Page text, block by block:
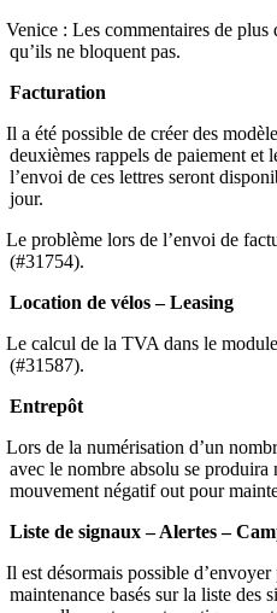
Venice : Les commentaires de plus
qu’ils ne bloquent pas.
Facturation
Il a été possible de créer des
deuxièmes rappels de paiement et
l’envoi de ces lettres seront
jour.
Le problème lors de l’envoi de
(#31754).
Location de vélos – Leasing
Le calcul de la TVA dans le
(#31587).
Entrepôt
Lors de la numérisation d’un
avec le nombre absolu se produira
mouvement négatif out pour
Liste de signaux – Alertes –
Il est désormais possible
maintenance basés sur la liste des